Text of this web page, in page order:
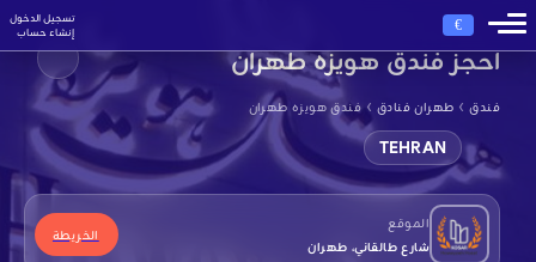
€
تسجيل الدخول
إنشاء حساب
احجز فندق هويزه طهران
فندق › طهران فنادق › فندق هويزه طهران
TEHRAN
الموقع
شارع طالقاني، طهران
الخريطة